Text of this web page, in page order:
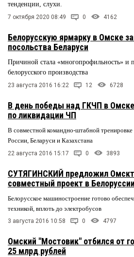
тенденции, слухи.
7 октября 2020 08:49 0 4162
Белорусскую ярмарку в Омске
посольства Беларуси
Причиной стала «многопрофильность» и
белорусского производства
23 августа 2016 16:22 12 6728
В день победы над ГКЧП в
по ликвидации ЧП
В совместной командно-штабной тренировке
России, Беларуси и Казахстана
22 августа 2016 15:17 0 3893
СУТЯГИНСКИЙ предложил
совместный проект в Белоруссии
Белорусское машиностроение готово
техникой, вплоть до электробусов
3 августа 2016 10:58 0 4797
Омский "Мостовик" отбился от
25 млрд рублей